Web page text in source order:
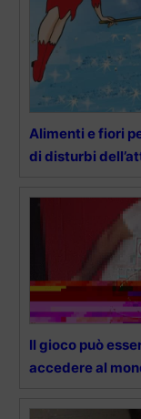
Alimenti e fiori
di disturbi
Il gioco può
accedere al